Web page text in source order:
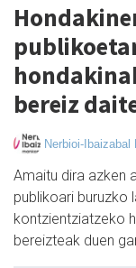
bereiz
Nerbioi-
Amaitu dira azken
publikoari buruzko
kontzientziatzeko
bereizteak duen